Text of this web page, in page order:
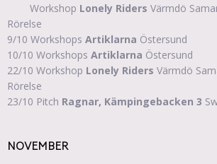
Workshop Lonely Riders Värmdö
Rörelse
9/10 Workshops Artiklarna Östersund
10/10 Workshops Artiklarna Östersund
22/10 Workshop Lonely Riders Värmdö
Rörelse
23/10 Pitch Ragnar, Kämpingebacken 3
NOVEMBER